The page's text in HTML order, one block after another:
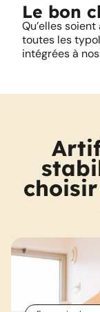
Le bon
Qu’elles
toutes les
intégrées à